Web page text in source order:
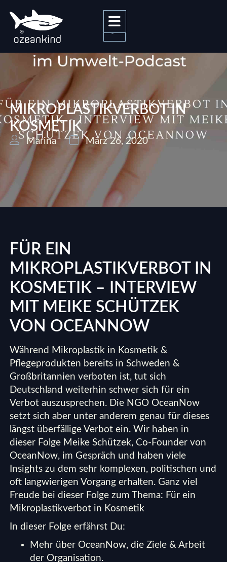
0
MIKROPLASTIKVERBOT IN
KOSMETIK
Marina März 26, 2020
FÜR EIN
MIKROPLASTIKVERBOT IN
KOSMETIK – INTERVIEW
MIT MEIKE SCHÜTZEK
VON OCEANNOW
Während Mikroplastik in Kosmetik &
Pflegeprodukten bereits inSchweden &
Großbritannien verboten ist, tut sich
Deutschland weiterhin schwer sich für ein
Verbot auszusprechen. Die NGO OceanNow
setzt sich aber unter anderem genau für dieses
längst überfällige Verbot ein. Wir haben in
dieser Folge Meike Schützek, Co-Founder von
OceanNow, im Gespräch und haben viele
Insights zu dem sehr komplexen, politischen und
oft langwierigen Vorgang erhalten. Ganz viel
Freude bei dieser Folge zum Thema: Für ein
Mikroplastikverbot in Kosmetik
In dieser Folge erfährst Du:
Mehr über OceanNow, die Ziele & Arbeit
der Organisation.